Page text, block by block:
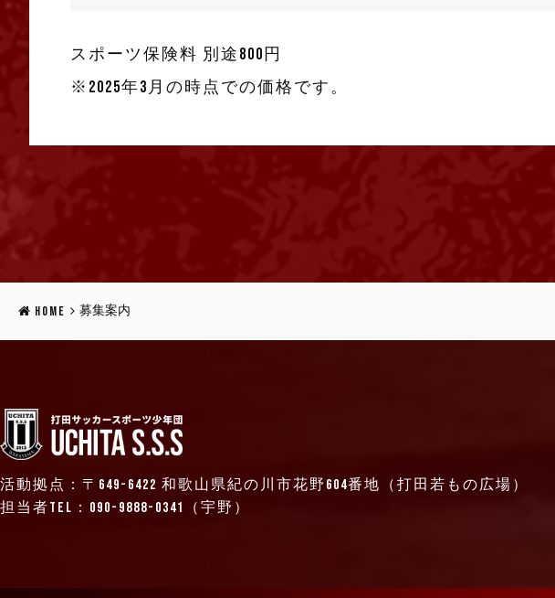
スポーツ保険料 別途800円
※2025年3月の時点での価格です。
HOME 募集案内
活動拠点：〒649-6422 和歌山県紀の川市花野604番地（打田若もの広場）
担当者TEL：090-9888-0341（宇野）